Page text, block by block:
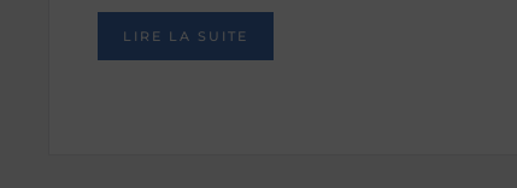
LIRE LA SUITE